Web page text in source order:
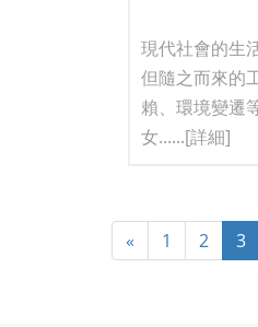
現代社會的生
但隨之而來的
賴、環境變遷
女......[詳細]
« 1 2 3